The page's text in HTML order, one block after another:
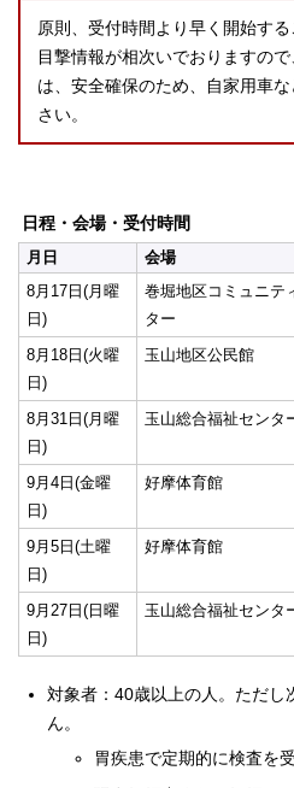
原則、受付時間より早く開始す
目撃情報が相次いでおりますの
は、安全確保のため、自家用車
さい。
日程・会場・受付時間
月日
会場
8月17日(月曜
日)
巻堀地区コミュニテ
ター
8月18日(火曜
日)
玉山地区公民館
8月31日(月曜
日)
玉山総合福祉センタ
9月4日(金曜
日)
好摩体育館
9月5日(土曜
日)
好摩体育館
9月27日(日曜
日)
玉山総合福祉センタ
対象者：40歳以上の人。ただし
ん。
胃疾患で定期的に検査を